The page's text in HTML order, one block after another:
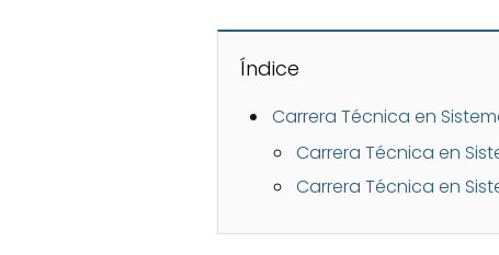
Índice
Carrera Técnica en
Carrera Técnica en
Carrera Técnica en